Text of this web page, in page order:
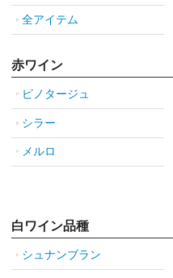
全アイテム
赤ワイン
ピノタージュ
シラー
メルロ
白ワイン品種
シュナンブラン